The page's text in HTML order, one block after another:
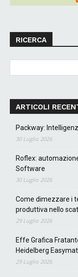
RICERCA
ARTICOLI
Packway:
30 Luglio 2026
Roflex:
Software
30 Luglio 2026
Come dimezzare i
produttiva nello
29 Luglio 2026
Effe Grafica
Heidelberg
29 Luglio 2026